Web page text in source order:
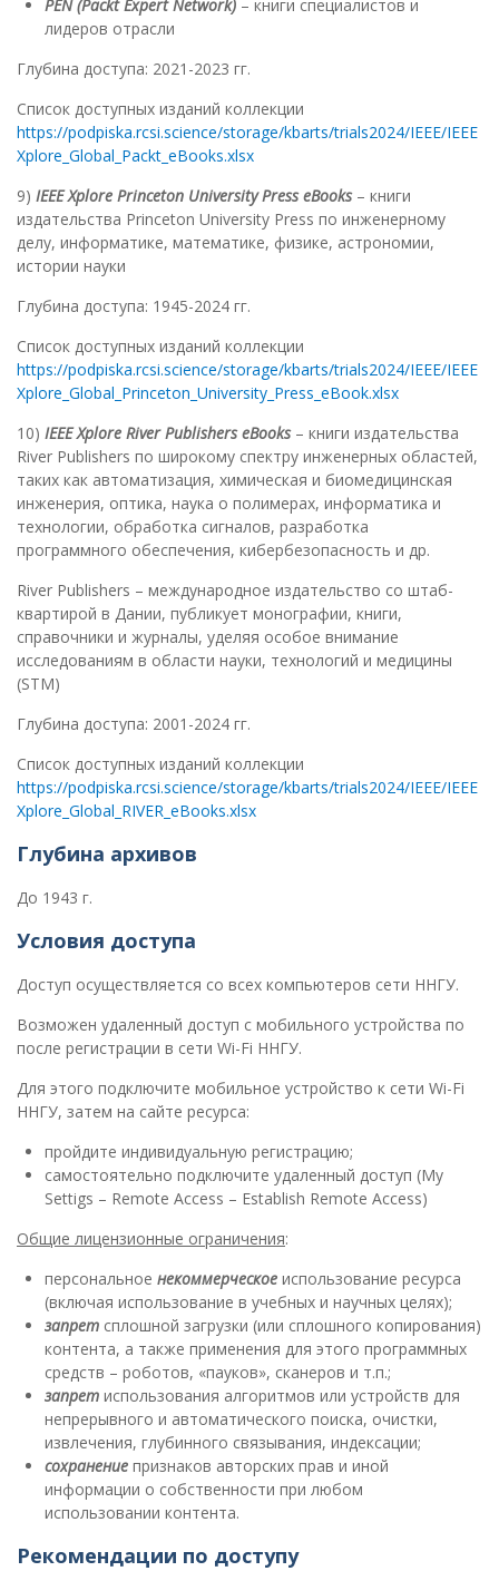
PEN (Packt Expert Network) – книги специалистов и
лидеров отрасли
Глубина доступа: 2021-2023 гг.
Список доступных изданий коллекции
https://podpiska.rcsi.science/storage/kbarts/trials2024/IEEE/IEEE
Xplore_Global_Packt_eBooks.xlsx
9) IEEE Xplore Princeton University Press eBooks– книги
издательства Princeton University Press по инженерному
делу, информатике, математике, физике, астрономии,
истории науки
Глубина доступа: 1945-2024 гг.
Список доступных изданий коллекции
https://podpiska.rcsi.science/storage/kbarts/trials2024/IEEE/IEEE
Xplore_Global_Princeton_University_Press_eBook.xlsx
10) IEEE Xplore River Publishers eBooks– книги издательства
River Publishers по широкому спектру инженерных областей,
таких как автоматизация, химическая и биомедицинская
инженерия, оптика, наука о полимерах, информатика и
технологии, обработка сигналов, разработка
программного обеспечения, кибербезопасность и др.
River Publishers – международное издательство со штаб-
квартирой в Дании, публикует монографии, книги,
справочники и журналы, уделяя особое внимание
исследованиям в области науки, технологий и медицины
(STM)
Глубина доступа: 2001-2024 гг.
Список доступных изданий коллекции
https://podpiska.rcsi.science/storage/kbarts/trials2024/IEEE/IEEE
Xplore_Global_RIVER_eBooks.xlsx
Глубина архивов
До 1943 г.
Условия доступа
Доступ осуществляется со всех компьютеров сети ННГУ.
Возможен удаленный доступ с мобильного устройства по
после регистрации в сети Wi-Fi ННГУ.
Для этого подключите мобильное устройство к сети Wi-Fi
ННГУ, затем на сайте ресурса:
пройдите индивидуальную регистрацию;
самостоятельно подключите удаленный доступ (My
Settigs – Remote Access – Establish Remote Access)
Общие лицензионные ограничения:
персональное некоммерческое использование ресурса
(включая использование в учебных и научных целях);
запрет сплошной загрузки (или сплошного копирования)
контента, а также применения для этого программных
средств – роботов, «пауков», сканеров и т.п.;
запрет использования алгоритмов или устройств для
непрерывного и автоматического поиска, очистки,
извлечения, глубинного связывания, индексации;
сохранение признаков авторских прав и иной
информации о собственности при любом
использовании контента.
Рекомендации по доступу